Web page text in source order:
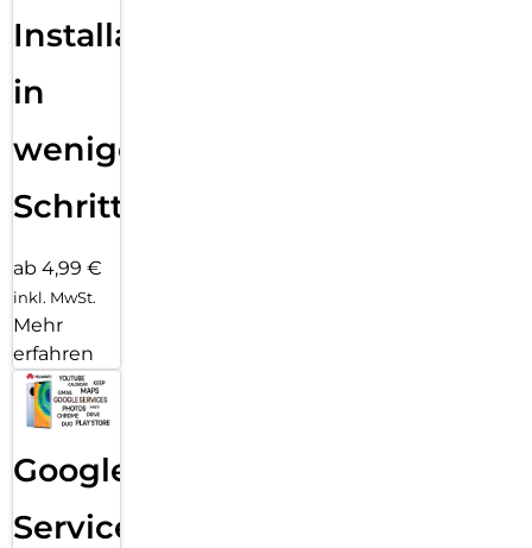
Installation
in
wenigen
Schritten
ab 4,99 €
inkl. MwSt.
Mehr
erfahren
Google
Services